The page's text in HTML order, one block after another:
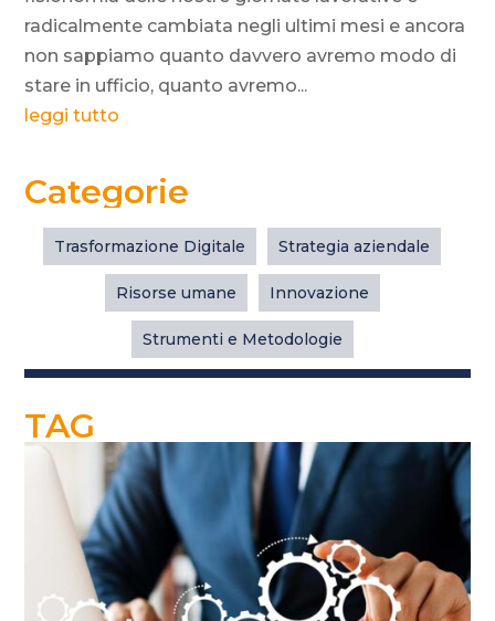
Categorie
Trasformazione Digitale Strategia aziendale
Risorse umane Innovazione
Strumenti e Metodologie
TAG
radicalmente cambiata negli ultimi mesi e ancora
non sappiamo quanto davvero avremo modo di
stare in ufficio, quanto avremo...
leggi tutto